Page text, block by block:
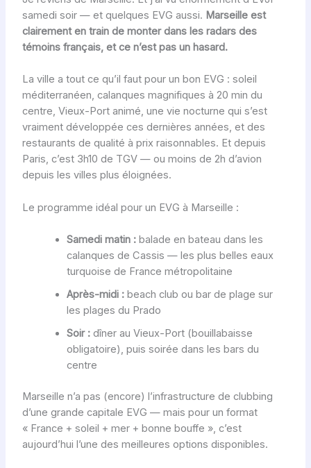
samedi soir — et quelques EVG aussi. Marseille est
clairement en train de monter dans les radars des
témoins français, et ce n’est pas un hasard.
La ville a tout ce qu’il faut pour un bon EVG : soleil
méditerranéen, calanques magnifiques à 20 min du
centre, Vieux-Port animé, une vie nocturne qui s’est
vraiment développée ces dernières années, et des
restaurants de qualité à prix raisonnables. Et depuis
Paris, c’est 3h10 de TGV — ou moins de 2h d’avion
depuis les villes plus éloignées.
Le programme idéal pour un EVG à Marseille :
Samedi matin :balade en bateau dans les
calanques de Cassis — les plus belles eaux
turquoise de France métropolitaine
Après-midi :beach club ou bar de plage sur
les plages du Prado
Soir :dîner au Vieux-Port (bouillabaisse
obligatoire), puis soirée dans les bars du
centre
Marseille n’a pas (encore) l’infrastructure de clubbing
d’une grande capitale EVG — mais pour un format
« France + soleil + mer + bonne bouffe », c’est
aujourd’hui l’une des meilleures options disponibles.